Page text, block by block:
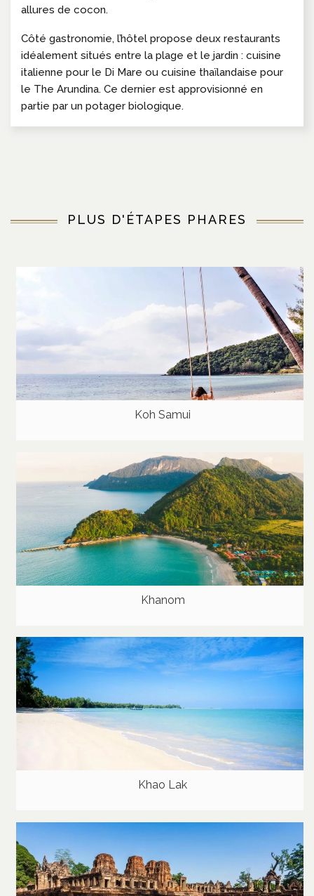
allures de cocon.
Côté gastronomie, l’hôtel propose deux restaurants
idéalement situés entre la plage et le jardin : cuisine
italienne pour le Di Mare ou cuisine thaïlandaise pour
le The Arundina. Ce dernier est approvisionné en
partie par un potager biologique.
PLUS D'ÉTAPES PHARES
Koh Samui
Khanom
Khao Lak